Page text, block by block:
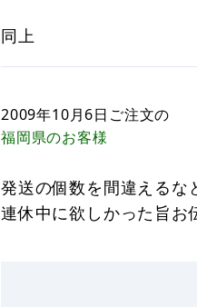
同上
2009年10月6日 ご注文の
福岡県のお客様
発送の個数を間違えるな
連休中に欲しかった旨お